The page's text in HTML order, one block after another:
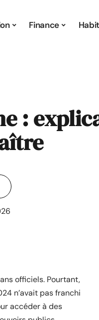
Finance
:
officiels. Pourtant,
n’avait pas franchi
accéder à des